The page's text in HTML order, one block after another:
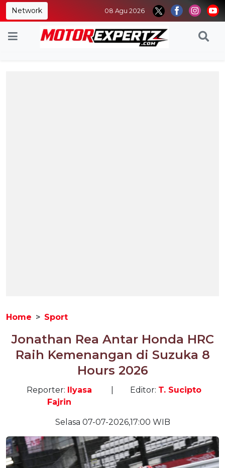
Network 08 Agu 2026
Home Sport
Jonathan Rea Antar Honda HRC
Raih Kemenangan di Suzuka 8
Hours 2026
Reporter: Ilyasa
Fajrin
Editor: T. Sucipto
Selasa 07-07-2026,17:00 WIB